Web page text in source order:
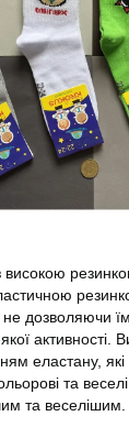
високою
дозволяючи
активності.
еластану,
та
та веселішим.